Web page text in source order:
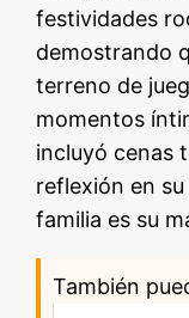
festividades
demostrando
terreno de
momentos
incluyó cenas
reflexión en
familia es su
También